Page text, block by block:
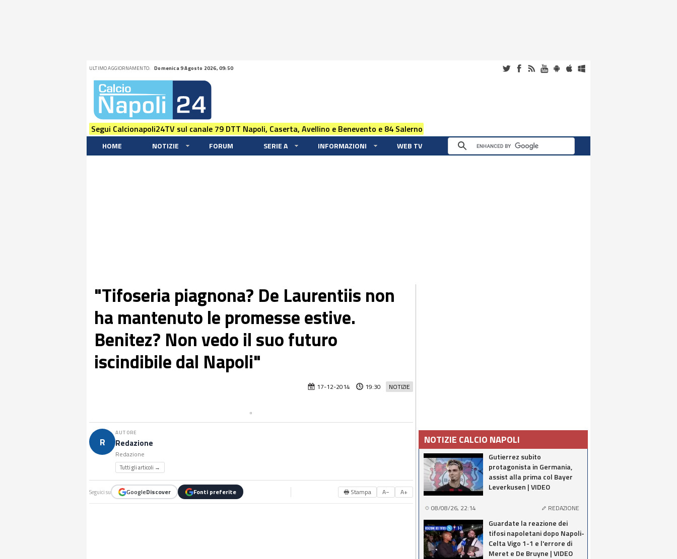
ULTIMO AGGIORNAMENTO: Domenica 9 Agosto 2026, 09:50
Segui Calcionapoli24TV sul canale 79 DTT Napoli, Caserta, Avellino e Benevento e 84 Salerno
HOME NOTIZIE FORUM SERIE A INFORMAZIONI WEB TV
"Tifoseria piagnona? De Laurentiis non
ha mantenuto le promesse estive.
Benitez? Non vedo il suo futuro
iscindibile dal Napoli"
NOTIZIE
17-12-2014 19:30
R
AUTORE
Redazione
Redazione
Tutti gli articoli →
Seguici su GoogleDiscover Fonti preferite 🖶 Stampa A− A+
NOTIZIE CALCIO NAPOLI
Gutierrez subito
protagonista in Germania,
assist alla prima col Bayer
Leverkusen | VIDEO
08/08/26, 22:14 REDAZIONE
Guardate la reazione dei
tifosi napoletani dopo Napoli-
Celta Vigo 1-1 e l'errore di
Meret e De Bruyne | VIDEO